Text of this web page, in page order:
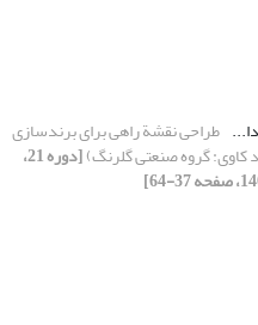
طراحی نقشة راهی برای برندسازی
کاوی: گروه صنعتی گلرنگ) [دوره 21،